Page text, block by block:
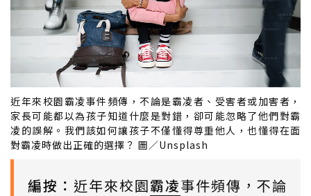
近年來校園霸凌事件頻傳，不論是霸凌者、受害者或加害者，
家長可能都以為孩子知道什麼是對錯，卻可能忽略了他們對霸
凌的誤解。我們該如何讓孩子不僅懂得尊重他人，也懂得在面
對霸凌時做出正確的選擇？ 圖／Unsplash
編按： 近年來校園霸凌事件頻傳，不論